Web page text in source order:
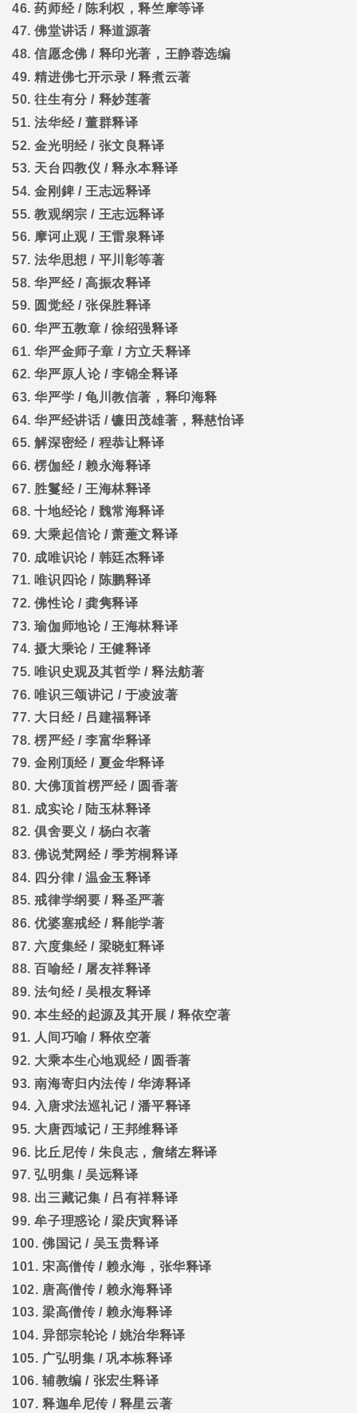
46.药师经/ 陈利权，释竺摩等译
47.佛堂讲话 / 释道源著
48.信愿念佛 / 释印光著，王静蓉选编
49.精进佛七开示录 /释煮云著
50.往生有分 / 释妙莲著
51.法华经/董群释译
52.金光明经/ 张文良释译
53. 天台四教仪 /释永本释译
54.金刚錍 / 王志远释译
55.教观纲宗 / 王志远释译
56. 摩诃止观/ 王雷泉释译
57.法华思想 / 平川彰等著
58.华严经/高振农释译
59. 圆觉经/张保胜释译
60.华严五教章 /徐绍强释译
61.华严金师子章 / 方立天释译
62.华严原人论/李锦全释译
63.华严学 /龟川教信著，释印海释
64.华严经讲话 /镰田茂雄著，释慈怡译
65.解深密经/ 程恭让释译
66.楞伽经/ 赖永海释译
67. 胜鬘经/ 王海林释译
68.十地经论/ 魏常海释译
69. 大乘起信论/萧萐文释译
70. 成唯识论/ 韩廷杰释译
71. 唯识四论/ 陈鹏释译
72.佛性论/龚隽释译
73.瑜伽师地论/ 王海林释译
74.摄大乘论/ 王健释译
75. 唯识史观及其哲学 /释法舫著
76. 唯识三颂讲记 / 于凌波著
77. 大日经/ 吕建福释译
78.楞严经/李富华释译
79.金刚顶经/ 夏金华释译
80. 大佛顶首楞严经/ 圆香著
81. 成实论/ 陆玉林释译
82.俱舍要义 / 杨白衣著
83.佛说梵网经/季芳桐释译
84. 四分律 /温金玉释译
85.戒律学纲要 /释圣严著
86.优婆塞戒经/释能学著
87. 六度集经/ 梁晓虹释译
88.百喻经/ 屠友祥释译
89.法句经/吴根友释译
90.本生经的起源及其开展 /释依空著
91. 人间巧喻 / 释依空著
92. 大乘本生心地观经/ 圆香著
93.南海寄归内法传 /华涛释译
94. 入唐求法巡礼记 /潘平释译
95. 大唐西域记 / 王邦维释译
96. 比丘尼传 / 朱良志，詹绪左释译
97.弘明集 /吴远释译
98. 出三藏记集 / 吕有祥释译
99.牟子理惑论/梁庆寅释译
100. 佛国记 / 吴玉贵释译
101. 宋高僧传 / 赖永海，张华释译
102. 唐高僧传 / 赖永海释译
103. 梁高僧传 / 赖永海释译
104. 异部宗轮论 / 姚治华释译
105. 广弘明集 /巩本栋释译
106. 辅教编 / 张宏生释译
107. 释迦牟尼传 / 释星云著